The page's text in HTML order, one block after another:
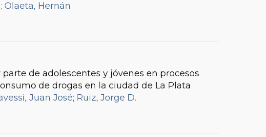
; Olaeta, Hernán
de adolescentes y jóvenes en procesos
de drogas en la ciudad de La Plata
Juan José; Ruiz, Jorge D.